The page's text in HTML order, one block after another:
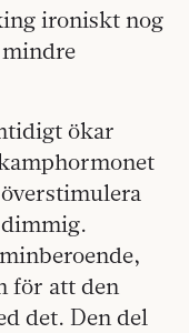
ironiskt nog
ökar
för att den
det. Den del